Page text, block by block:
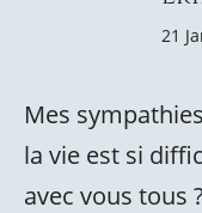
21
Mes
la vie est si
avec vous tous